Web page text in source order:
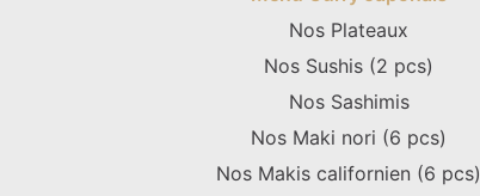
Nos Plateaux
Nos Sushis (2 pcs)
Nos Sashimis
Nos Maki nori (6 pcs)
Nos Makis californien (6 pcs)